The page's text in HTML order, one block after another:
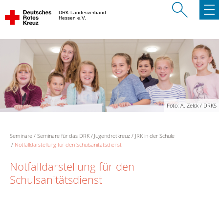
DRK-Landesverband
Hessen e.V.
Foto: A. Zelck / DRKS
Seminare Seminare für das DRK Jugendrotkreuz
JRK in der Schule
Notfalldarstellung für den Schulsanitätsdienst
Notfalldarstellung für den
Schulsanitätsdienst